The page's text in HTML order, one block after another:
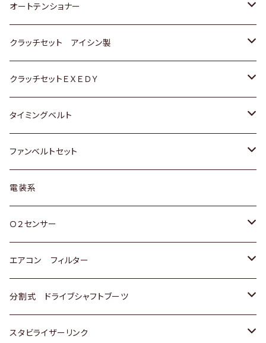
スバル
三菱
スバル
三菱
スバル
いすゞ
ダイハツ
マツダ
三菱
スバル
日野
GOLF
ＷＡＧＥＮ
アストロ（シボレー）
クライスラー
ＷＡＧＥＮ
ＶＯＬＶＯ
ホンダ
スズキ
日産
ダイハツ
マツダ
三菱
スバル
スズキ
ダイハツ
日産
ホンダ
マツダ
オートテンショナー
トヨタ
クラッチセット アイシン製
ホンダ
スズキ
ダイハツ
マツダ
三菱
スバル
クラッチセットＥＸＥＤＹ
ホンダ
スズキ
日産
ダイハツ
マツダ
三菱
スバル
タイミングベルト
トヨタ
スズキ
ダイハツ
三菱
スバル
ファンベルトセット
トヨタ
ホンダ
スズキ
日産
いすゞ
電装系
Ｏ２センサー
トヨタ
ホンダ
スズキ
エアコン フィルター
トヨタ
ホンダ
分割式 ドライブシャフトブーツ
トヨタ
スタビライザーリンク